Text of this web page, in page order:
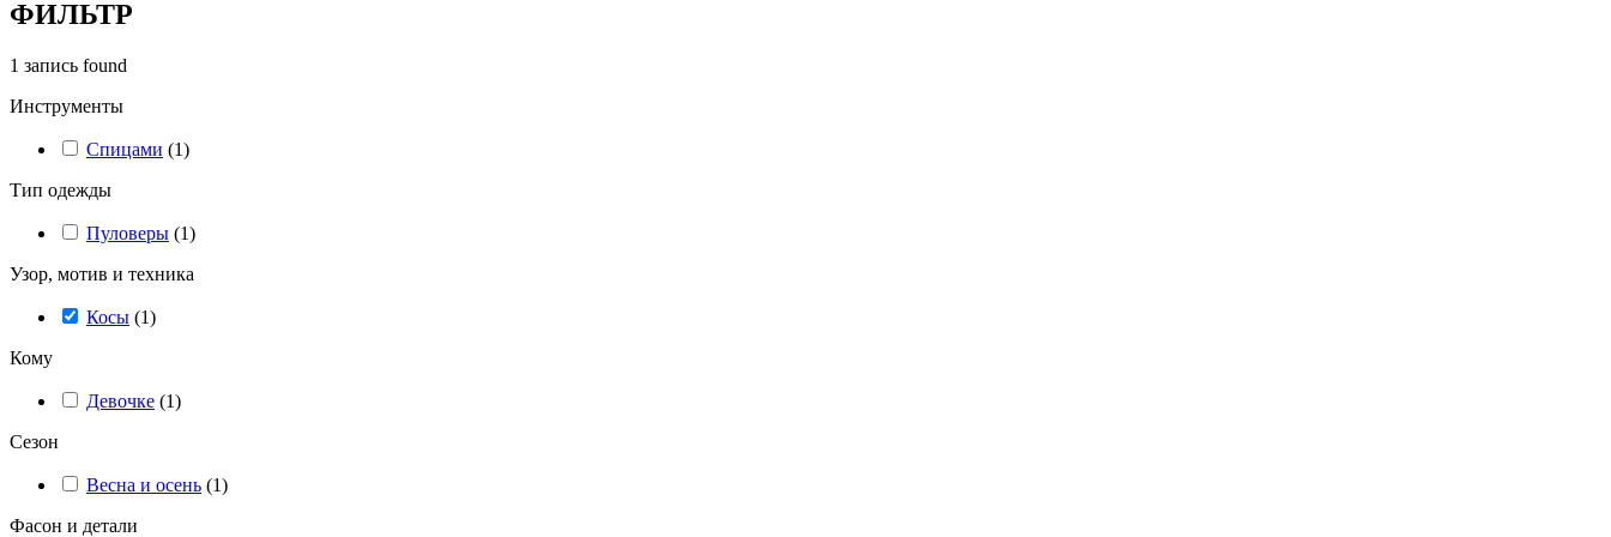
ФИЛЬТР
1 запись found
Инструменты
Спицами (1)
Тип одежды
Пуловеры (1)
Узор, мотив и техника
Косы (1)
Кому
Девочке (1)
Сезон
Весна и осень (1)
Фасон и детали